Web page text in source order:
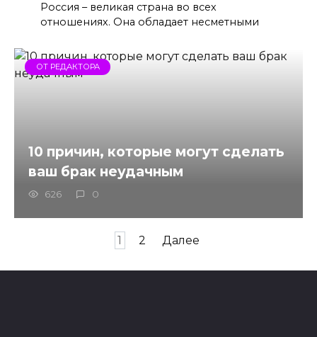
Россия – великая страна во всех
отношениях. Она обладает несметными
ОТ РЕДАКТОРА
10 причин, которые могут сделать
ваш брак неудачным
626 0
1 2 Далее